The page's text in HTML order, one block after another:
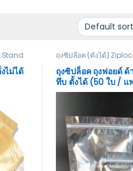
Stand
ไม่ได้
ถุงซิปล๊อค (ตั้งได้)
ถุงซิปล็อค ถุงฟอยด์
ทึบ ตั้งได้ (50 ใบ / แ